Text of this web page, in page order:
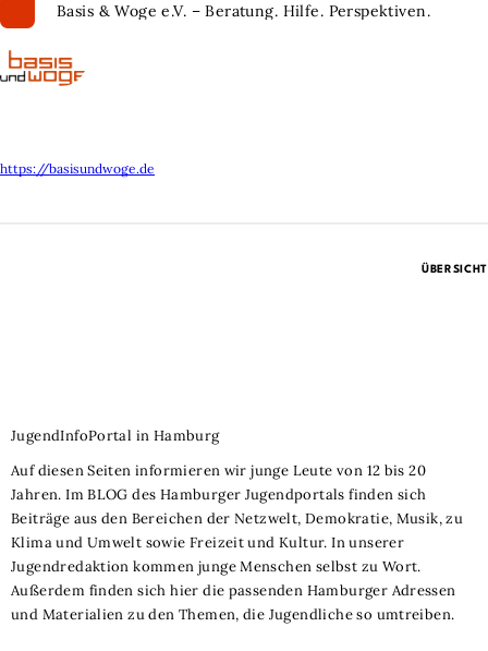
ÜBERSICHT
Basis & Woge e.V. – Beratung. Hilfe. Perspektiven.
https://basisundwoge.de
JugendInfoPortal in Hamburg
Auf diesen Seiten informieren wir junge Leute von 12 bis 20
Jahren. Im BLOG des Hamburger Jugendportals finden sich
Beiträge aus den Bereichen der Netzwelt, Demokratie, Musik, zu
Klima und Umwelt sowie Freizeit und Kultur. In unserer
Jugendredaktion kommen junge Menschen selbst zu Wort.
Außerdem finden sich hier die passenden Hamburger Adressen
und Materialien zu den Themen, die Jugendliche so umtreiben.